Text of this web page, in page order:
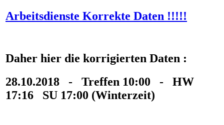
Arbeitsdienste Korrekte Daten !!!!!
Daher hier die korrigierten Daten :
28.10.2018 - Treffen 10:00 - HW
17:16 SU 17:00 (Winterzeit)